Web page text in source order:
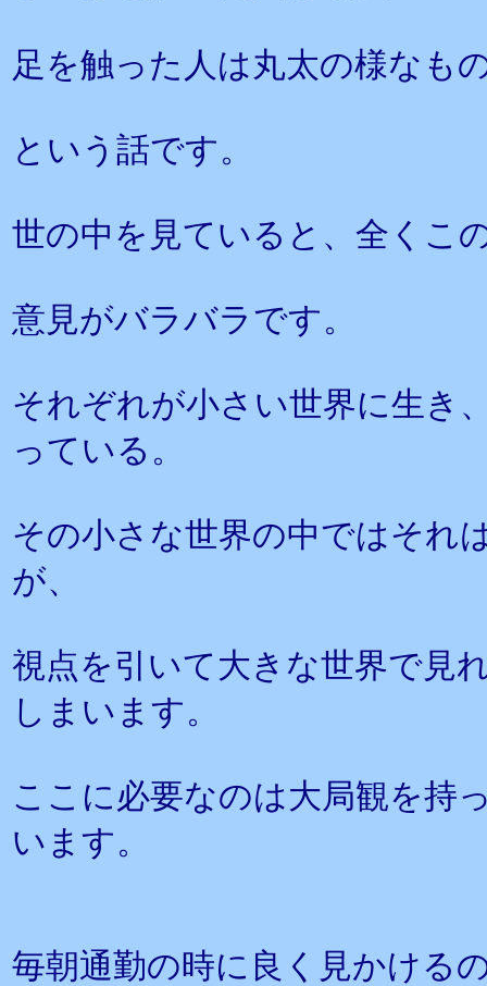
足を触った人は丸太の様なも
という話です。
世の中を見ていると、全くこ
意見がバラバラです。
それぞれが小さい世界に生き
っている。
その小さな世界の中ではそれ
が、
視点を引いて大きな世界で見
しまいます。
ここに必要なのは大局観を持
います。
毎朝通勤の時に良く見かける